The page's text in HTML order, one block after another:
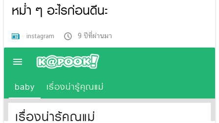
หม่ำ ๆ อะไรก่อนดีนะ
instagram 9 ปีที่ผ่านมา